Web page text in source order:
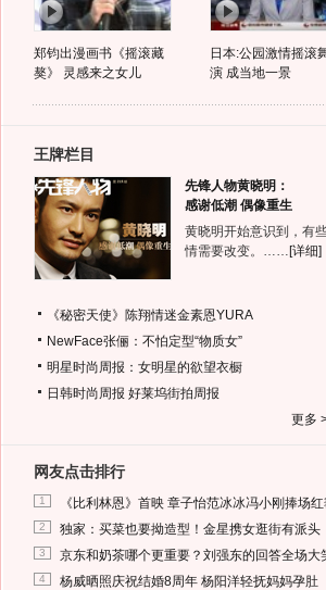
郑钧出漫画书《摇滚藏
獒》 灵感来之女儿
日本:公园激情摇滚
演 成当地一景
王牌栏目
先锋人物黄晓明：
感谢低潮 偶像重生
黄晓明开始意识到，有
情需要改变。…… [详细]
《秘密天使》陈翔情迷金素恩YURA
NewFace张俪：不怕定型“物质女”
明星时尚周报：女明星的欲望衣橱
日韩时尚周报 好莱坞街拍周报
更多
网友点击排行
1 《比利林恩》首映 章子怡范冰冰冯小刚捧场
2 独家：买菜也要拗造型！金星携女逛街有派头
3 京东和奶茶哪个更重要？刘强东的回答全场大
4 杨威晒照庆祝结婚8周年 杨阳洋轻抚妈妈孕肚